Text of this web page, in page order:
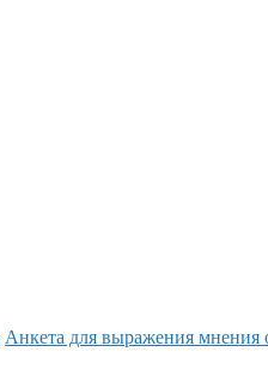
Анкета для выражения мнения